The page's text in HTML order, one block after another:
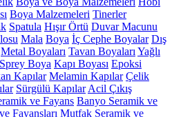
Boya Malzemeleri Tinerler
Spatula Hışır Örtü Duvar Macunu
Mala Boya İç Cephe Boyalar Dış
Metal Boyaları Tavan Boyaları Yağlı
Sprey Boya Kapı Boyası Epoksi
Kapılar Melamin Kapılar Çelik
Sürgülü Kapılar Acil Çıkış
ve Fayans Banyo Seramik ve
Fayansları Mutfak Seramik ve